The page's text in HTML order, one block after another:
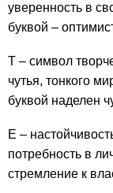
уверенность в
буквой –
Т – символ
чутья, тонкого
буквой наделен
Е –
потребность в
стремление к